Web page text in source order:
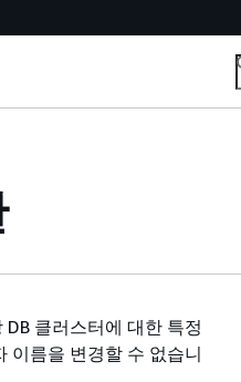
DB 클러스터에 대한 특정
이름을 변경할 수 없습니